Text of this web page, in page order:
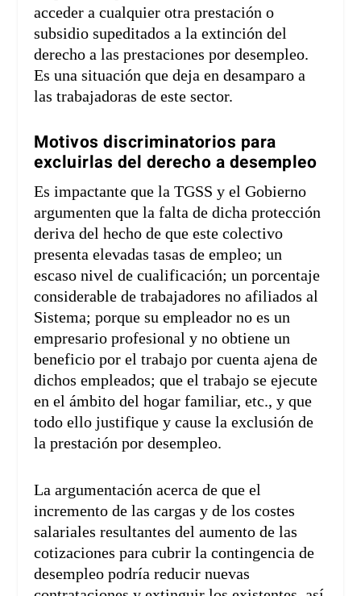
acceder a cualquier otra prestación o
subsidio supeditados a la extinción del
derecho a las prestaciones por desempleo.
Es una situación que deja en desamparo a
las trabajadoras de este sector.
Motivos discriminatorios para
excluirlas del derecho a desempleo
Es impactante que la TGSS y el Gobierno
argumenten que la falta de dicha protección
deriva del hecho de que este colectivo
presenta elevadas tasas de empleo; un
escaso nivel de cualificación; un porcentaje
considerable de trabajadores no afiliados al
Sistema; porque su empleador no es un
empresario profesional y no obtiene un
beneficio por el trabajo por cuenta ajena de
dichos empleados; que el trabajo se ejecute
en el ámbito del hogar familiar, etc., y que
todo ello justifique y cause la exclusión de
la prestación por desempleo.
La argumentación acerca de que el
incremento de las cargas y de los costes
salariales resultantes del aumento de las
cotizaciones para cubrir la contingencia de
desempleo podría reducir nuevas